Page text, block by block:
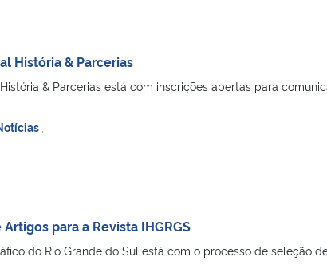
História & Parcerias
& Parcerias está com inscrições abertas para
para a Revista IHGRGS
do Rio Grande do Sul está com o processo de seleção